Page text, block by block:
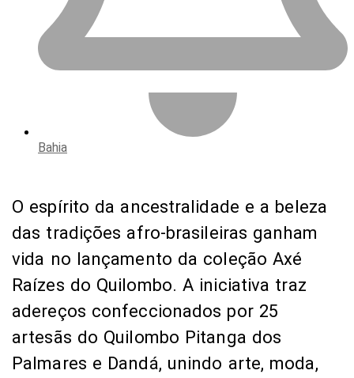
Bahia
O espírito da ancestralidade e a beleza
das tradições afro-brasileiras ganham
vida no lançamento da coleção Axé
Raízes do Quilombo. A iniciativa traz
adereços confeccionados por 25
artesãs do Quilombo Pitanga dos
Palmares e Dandá, unindo arte, moda,